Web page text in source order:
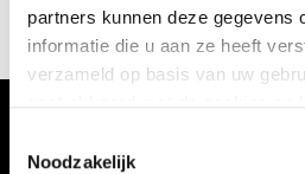
partners kunnen deze gegevens
informatie die u aan ze heeft
verzameld op basis van uw
Noodzakelijk
VERHALEN